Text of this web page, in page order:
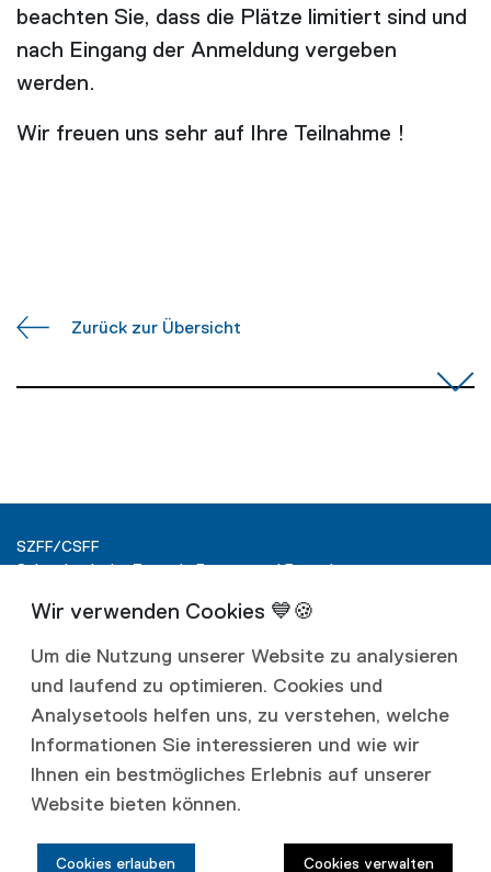
beachten Sie, dass die Plätze limitiert sind und
nach Eingang der Anmeldung vergeben
werden.
Wir freuen uns sehr auf Ihre Teilnahme !
Zurück zur Übersicht
SZFF/CSFF
Postfach
T +41 62 287 40 00
info@szff.ch
Links
Um die Nutzung unserer Website zu analysieren
und laufend zu optimieren. Cookies und
Analysetools helfen uns, zu verstehen, welche
Informationen Sie interessieren und wie wir
Ihnen ein bestmögliches Erlebnis auf unserer
Website bieten können.
Cookies verwalten
Cookies erlauben